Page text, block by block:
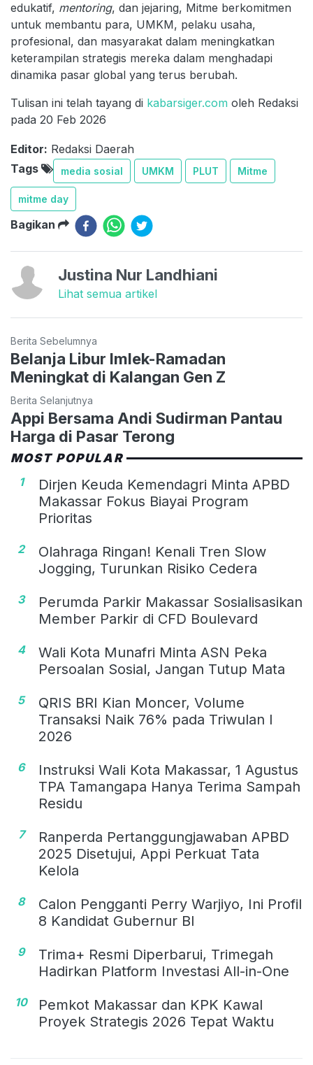
edukatif, mentoring, dan jejaring, Mitme berkomitmen
untuk membantu para, UMKM, pelaku usaha,
profesional, dan masyarakat dalam meningkatkan
keterampilan strategis mereka dalam menghadapi
dinamika pasar global yang terus berubah.
Tulisan ini telah tayang di kabarsiger.com oleh Redaksi
pada 20 Feb 2026
Editor: Redaksi Daerah
Tags
media sosial UMKM PLUT Mitme
mitme day
Bagikan
Justina Nur Landhiani
Lihat semua artikel
Berita Sebelumnya
Belanja Libur Imlek-Ramadan
Meningkat di Kalangan Gen Z
Berita Selanjutnya
Appi Bersama Andi Sudirman Pantau
Harga di Pasar Terong
MOST POPULAR
1
Dirjen Keuda Kemendagri Minta APBD
Makassar Fokus Biayai Program
Prioritas
2
Olahraga Ringan! Kenali Tren Slow
Jogging, Turunkan Risiko Cedera
3
Perumda Parkir Makassar Sosialisasikan
Member Parkir di CFD Boulevard
4
Wali Kota Munafri Minta ASN Peka
Persoalan Sosial, Jangan Tutup Mata
5
QRIS BRI Kian Moncer, Volume
Transaksi Naik 76% pada Triwulan I
2026
6
Instruksi Wali Kota Makassar, 1 Agustus
TPA Tamangapa Hanya Terima Sampah
Residu
7
Ranperda Pertanggungjawaban APBD
2025 Disetujui, Appi Perkuat Tata
Kelola
8
Calon Pengganti Perry Warjiyo, Ini Profil
8 Kandidat Gubernur BI
9
Trima+ Resmi Diperbarui, Trimegah
Hadirkan Platform Investasi All-in-One
10
Pemkot Makassar dan KPK Kawal
Proyek Strategis 2026 Tepat Waktu